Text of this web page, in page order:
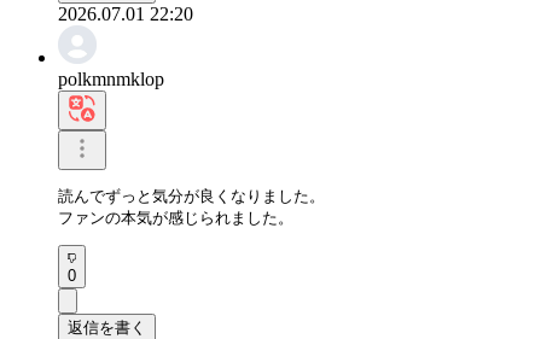
2026.07.01 22:20
polkmnmklop
読んでずっと気分が良くなりました。
ファンの本気が感じられました。
0
返信を書く